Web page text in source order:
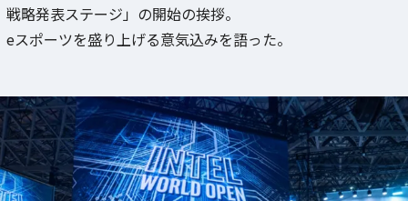
戦略発表ステージ」の開始の挨拶。
eスポーツを盛り上げる意気込みを語った。